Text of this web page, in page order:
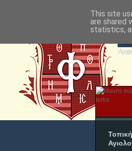
Τοπική
This site
are shared
statistics,